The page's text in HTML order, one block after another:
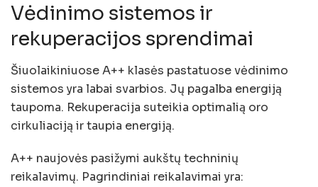
Vėdinimo sistemos ir
rekuperacijos sprendimai
Šiuolaikiniuose A++ klasės pastatuose vėdinimo
sistemos yra labai svarbios. Jų pagalba energiją
taupoma. Rekuperacija suteikia optimalią oro
cirkuliaciją ir taupia energiją.
A++ naujovės pasižymi aukštų techninių
reikalavimų. Pagrindiniai reikalavimai yra: